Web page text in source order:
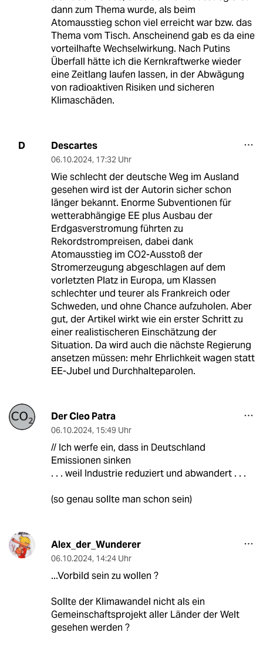
dann zum Thema wurde, als beim
Atomausstieg schon viel erreicht war bzw. das
Thema vom Tisch. Anscheinend gab es da eine
vorteilhafte Wechselwirkung. Nach Putins
Überfall hätte ich die Kernkraftwerke wieder
eine Zeitlang laufen lassen, in der Abwägung
von radioaktiven Risiken und sicheren
Klimaschäden.
D Descartes
06.10.2024, 17:32 Uhr
Wie schlecht der deutsche Weg im Ausland
gesehen wird ist der Autorin sicher schon
länger bekannt. Enorme Subventionen für
wetterabhängige EE plus Ausbau der
Erdgasverstromung führten zu
Rekordstrompreisen, dabei dank
Atomausstieg im CO2-Ausstoß der
Stromerzeugung abgeschlagen auf dem
vorletzten Platz in Europa, um Klassen
schlechter und teurer als Frankreich oder
Schweden, und ohne Chance aufzuholen. Aber
gut, der Artikel wirkt wie ein erster Schritt zu
einer realistischeren Einschätzung der
Situation. Da wird auch die nächste Regierung
ansetzen müssen: mehr Ehrlichkeit wagen statt
EE-Jubel und Durchhalteparolen.
Der Cleo Patra
06.10.2024, 15:49 Uhr
// Ich werfe ein, dass in Deutschland
Emissionen sinken
. . . weil Industrie reduziert und abwandert . . .
(so genau sollte man schon sein)
Alex_der_Wunderer
06.10.2024, 14:24 Uhr
...Vorbild sein zu wollen ?
Sollte der Klimawandel nicht als ein
Gemeinschaftsprojekt aller Länder der Welt
gesehen werden ?